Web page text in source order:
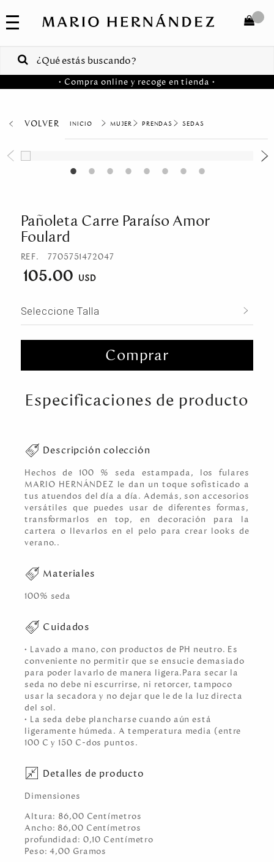
COLECCIONES
VENTAS
CORPORATIVAS
Venezuela
COMPRAR
• Compra online y recoge en tienda •
VOLVER MUJER PRENDAS SEDAS
Pañoleta Carre Paraíso Amor
Foulard
REF. 7705751472047
105.00
Seleccione Talla
Comprar
Especificaciones de producto
Descripción colección
Hechos de 100 % seda estampada, los fulares
MARIO HERNÁNDEZ le dan un toque sofisticado a
tus atuendos del día a día. Además, son accesorios
versátiles que puedes usar de diferentes formas,
transformarlos en top, en decoración para la
cartera o llevarlos en el pelo para crear looks de
verano..
Materiales
100% seda
Cuidados
• Lavado a mano, con productos de PH neutro. Es
conveniente no permitir que se ensucie demasiado
para poder lavarlo de manera ligera.Para secar la
seda no debe ni escurrirse, ni retorcer, tampoco
usar la secadora y no dejar que le de la luz directa
del sol.
• La seda debe plancharse cuando aún está
ligeramente húmeda. A temperatura media (entre
100 C y 150 C-dos puntos.
Detalles de producto
Dimensiones
Altura: 86,00 Centímetros
Ancho: 86,00 Centímetros
profundidad: 0,10 Centímetro
Peso:4,00 Gramos